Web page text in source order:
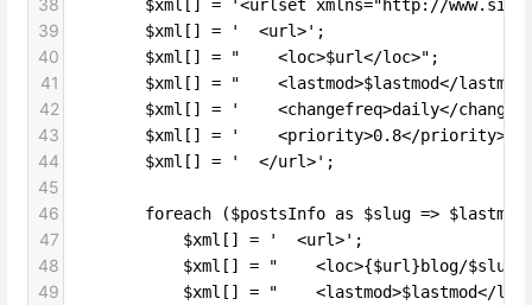
38
$xml[] = '<urlset xmlns="http://
39
        $xml[] = '  <url>';
40
        $xml[] = "    <loc>$url</loc>";
41
$xml[] = "    <lastmod>$lastmod</
42
$xml[] = '    <changefreq>daily</
43
        $xml[] = '    <priority>0.8</priority>';
44
        $xml[] = '  </url>';
45
46
foreach ($postsInfo as $slug =>
47
            $xml[] = '  <url>';
48
$xml[] = "    <loc>{$url}blog/
49
$xml[] = "    <lastmod>$lastmod</